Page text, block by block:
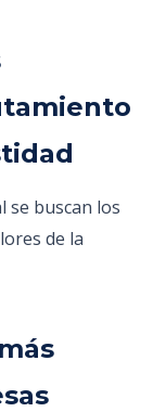
se buscan los
de la